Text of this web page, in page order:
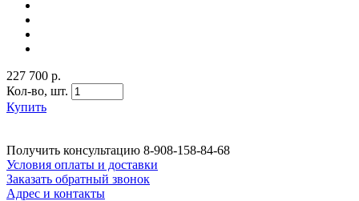
227 700 р.
Кол-во, шт.
Купить
Получить консультацию 8-908-158-84-68
Условия оплаты и доставки
Заказать обратный звонок
Адрес и контакты